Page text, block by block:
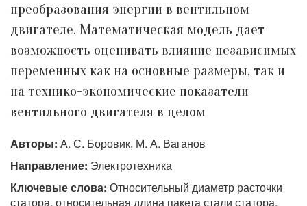
преобразования энергии в вентильном
двигателе. Математическая модель дает
возможность оценивать влияние независимых
переменных как на основные размеры, так и
на технико-экономические показатели
вентильного двигателя в целом
Авторы: А. С. Боровик, М. А. Ваганов
Направление: Электротехника
Ключевые слова: Относительный диаметр расточки
статора, относительная длина пакета стали статора,